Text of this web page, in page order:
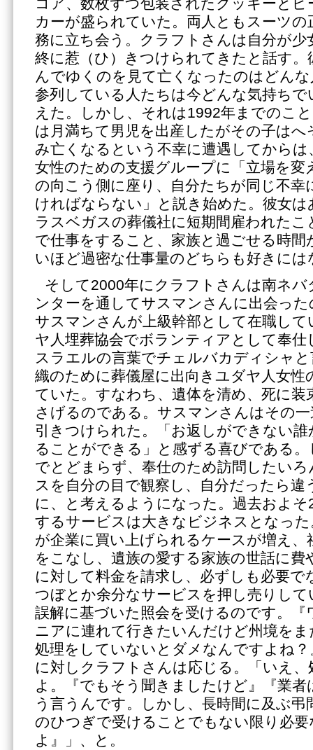
カーが盛られていた。両人ともスーツの
務に立ち会う。クラフトさんは自分が少
終に惹（ひ）きつけられてきたと話す。
んでゆくのを見て亡くなったのはどん
参列している人たちは今どんな気持ち
えた。しかし、それは1992年までのこ
は月満ちて男児を出産したがその子はへ
み亡くなるという不幸に遭遇してから
女性のための支援グループに「立場を変
の向こう側に座り、自分たちが同じ不幸
ければならない」と説き始めた。彼女
ラスベガスの葬儀社に短期間雇われた
で仕事をすること、家族と過ごせる時
いほど過密な仕事量のどちらも好きに
そして2000年にクラフトさんは南ネバ
ンターを通してサスマンさんに出会っ
サスマンさんが上級幹部として在職し
ヤ人埋葬協会でボランティアとして奉
スラエルの言葉でチェルバカディシャ
織のために葬儀屋に出向きユダヤ人女性
ていた。すなわち、遺体を清め、死に装
さげるのである。サスマンさんはその
引きつけられた。「お返しができない
ることができる」と感ずる喜びである
でとどまらず、奉仕のため訪問したい
スを自分の目で観察し、自分だったら違
に、と考えるようになった。過去およ
するサービスは大きなビジネスとなっ
が企業に買い上げられるケースが増え、
をこなし、遺族の愛する家族の世話に費
に対して料金を請求し、必ずしも必要で
つぼとか余分なサービスを押し売りし
誤解に基づいた照会を受けるのです。
ニアに連れて行きたいんだけど州境を
処理をしていないとダメなんですよね
に対しクラフトさんは応じる。「いえ
よ。『でもそう聞きましたけど』『業
う言うんです。しかし、長時間に及ぶ弔
のひつぎで受けることでもない限り必
よ』」、と。